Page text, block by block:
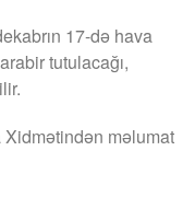
17-də hava
tutulacağı,
məlumat